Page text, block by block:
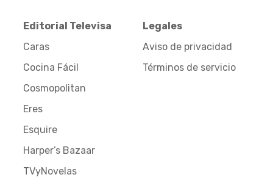
Editorial Televisa
Caras
Cocina Fácil
Cosmopolitan
Eres
Esquire
Harper’s Bazaar
TVyNovelas
Legales
Aviso de privacidad
Términos de servicio